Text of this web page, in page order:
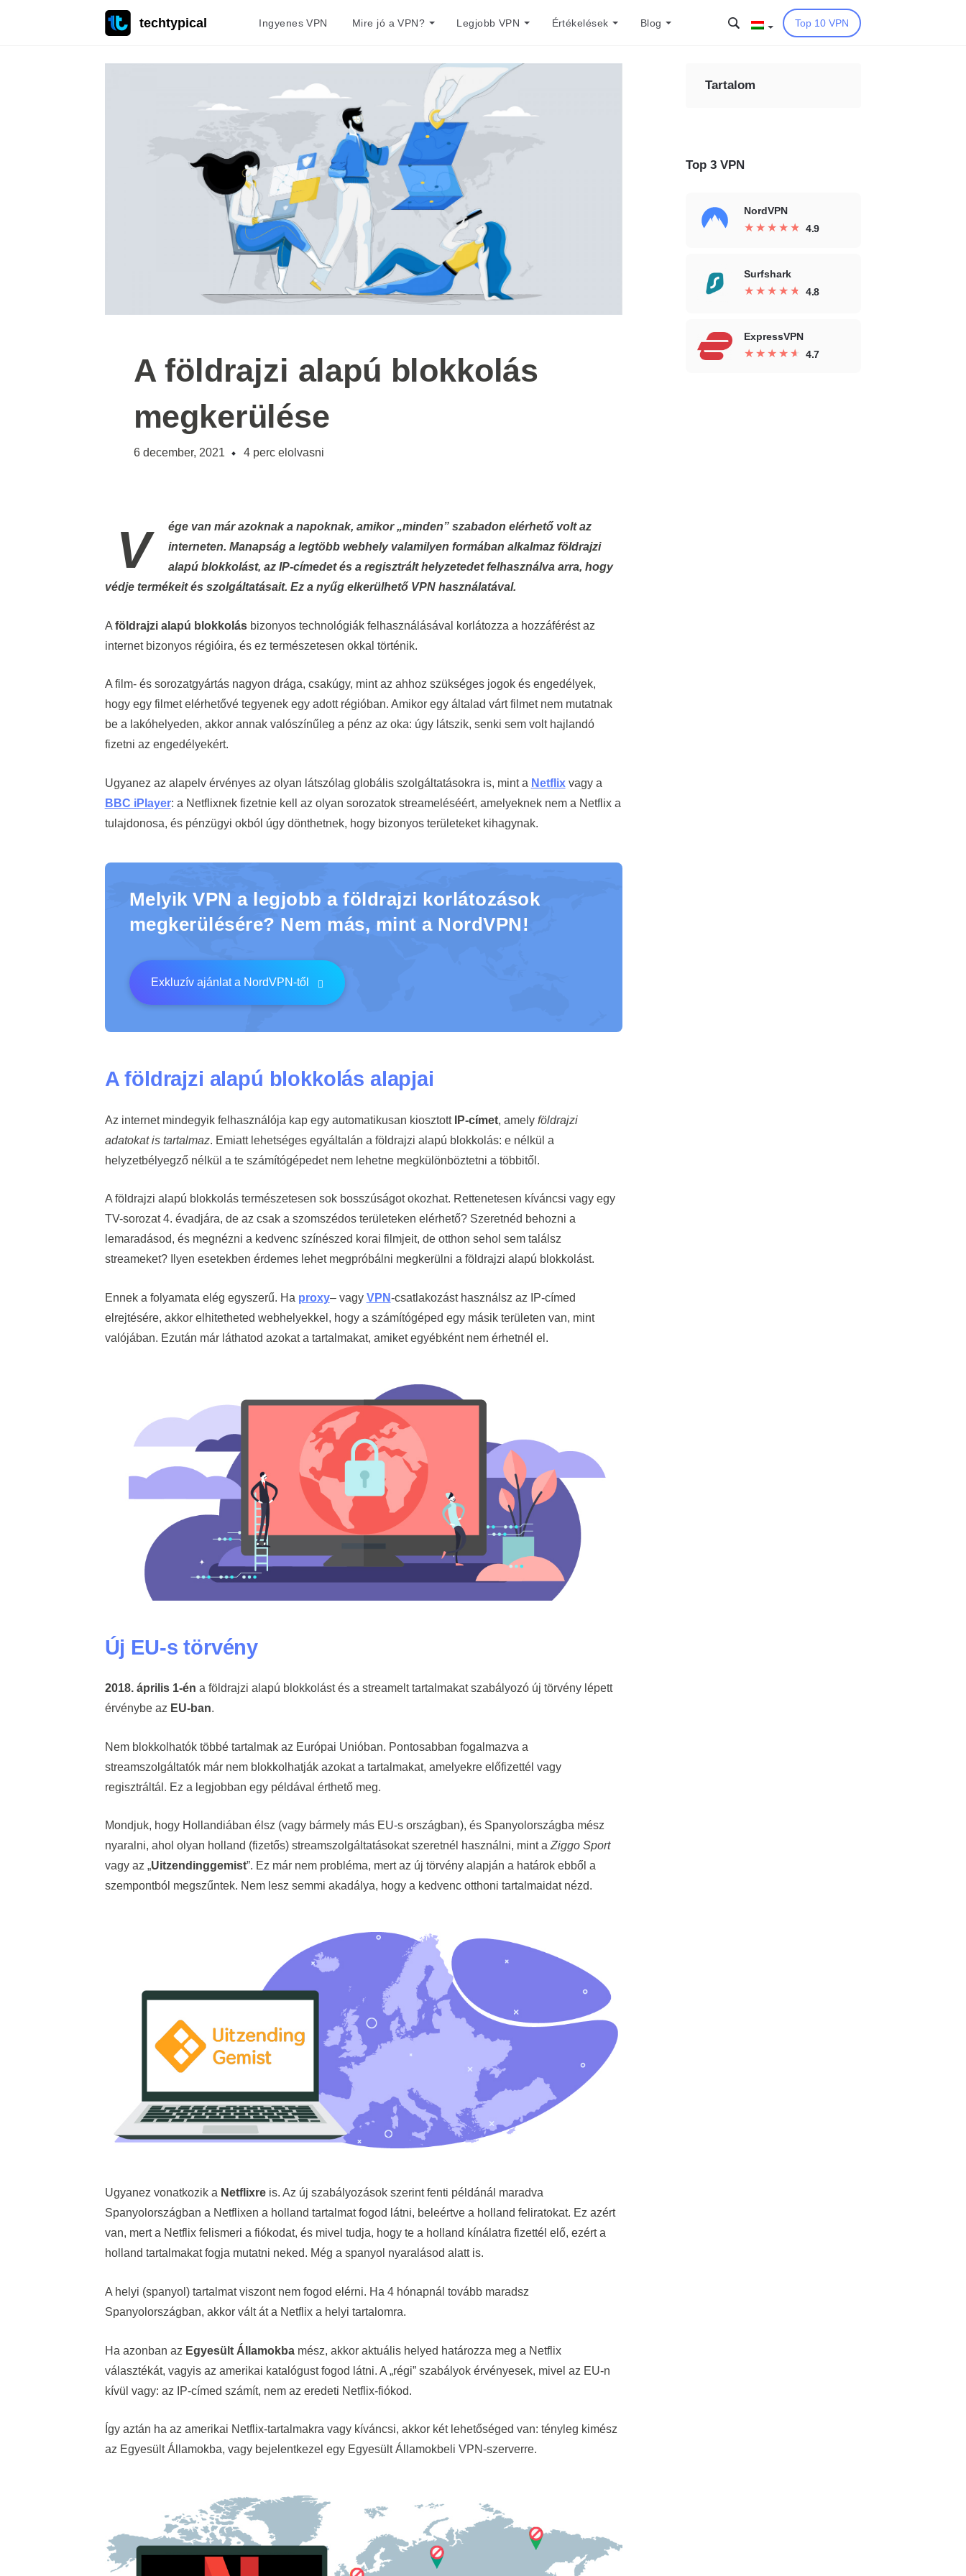
techtypical Ingyenes VPN Mire jó a VPN? Legjobb VPN Értékelések Blog Top 10 VPN
A földrajzi alapú blokkolás
megkerülése
6 december, 2021 4 perc elolvasni
Vége van már azoknak a napoknak, amikor „minden” szabadon elérhető volt az
interneten. Manapság a legtöbb webhely valamilyen formában alkalmaz földrajzi
alapú blokkolást, az IP-címedet és a regisztrált helyzetedet felhasználva arra, hogy
védje termékeit és szolgáltatásait. Ez a nyűg elkerülhető VPN használatával.
A földrajzi alapú blokkolásbizonyos technológiák felhasználásával korlátozza a hozzáférést az
internet bizonyos régióira, és ez természetesen okkal történik.
A film- és sorozatgyártás nagyon drága, csakúgy, mint az ahhoz szükséges jogok és engedélyek,
hogy egy filmet elérhetővé tegyenek egy adott régióban. Amikor egy általad várt filmet nem mutatnak
be a lakóhelyeden, akkor annak valószínűleg a pénz az oka: úgy látszik, senki sem volt hajlandó
fizetni az engedélyekért.
Ugyanez az alapelv érvényes az olyan látszólag globális szolgáltatásokra is, mint a Netflixvagy a
BBC iPlayer: a Netflixnek fizetnie kell az olyan sorozatok streameléséért, amelyeknek nem a Netflix a
tulajdonosa, és pénzügyi okból úgy dönthetnek, hogy bizonyos területeket kihagynak.
Melyik VPN a legjobb a földrajzi korlátozások
megkerülésére? Nem más, mint a NordVPN!
Exkluzív ajánlat a NordVPN-től
A földrajzi alapú blokkolás alapjai
Az internet mindegyik felhasználója kap egy automatikusan kiosztott IP-címet, amely földrajzi
adatokat is tartalmaz. Emiatt lehetséges egyáltalán a földrajzi alapú blokkolás: e nélkül a
helyzetbélyegző nélkül a te számítógépedet nem lehetne megkülönböztetni a többitől.
A földrajzi alapú blokkolás természetesen sok bosszúságot okozhat. Rettenetesen kíváncsi vagy egy
TV-sorozat 4. évadjára, de az csak a szomszédos területeken elérhető? Szeretnéd behozni a
lemaradásod, és megnézni a kedvenc színészed korai filmjeit, de otthon sehol sem találsz
streameket? Ilyen esetekben érdemes lehet megpróbálni megkerülni a földrajzi alapú blokkolást.
Ennek a folyamata elég egyszerű. Ha proxy– vagy VPN-csatlakozást használsz az IP-címed
elrejtésére, akkor elhitetheted webhelyekkel, hogy a számítógéped egy másik területen van, mint
valójában. Ezután már láthatod azokat a tartalmakat, amiket egyébként nem érhetnél el.
Új EU-s törvény
2018. április 1-én a földrajzi alapú blokkolást és a streamelt tartalmakat szabályozó új törvény lépett
érvénybe az EU-ban.
Nem blokkolhatók többé tartalmak az Európai Unióban. Pontosabban fogalmazva a
streamszolgáltatók már nem blokkolhatják azokat a tartalmakat, amelyekre előfizettél vagy
regisztráltál. Ez a legjobban egy példával érthető meg.
Mondjuk, hogy Hollandiában élsz (vagy bármely más EU-s országban), és Spanyolországba mész
nyaralni, ahol olyan holland (fizetős) streamszolgáltatásokat szeretnél használni, mint aZiggo Sport
vagy az „Uitzendinggemist”. Ez már nem probléma, mert az új törvény alapján a határok ebből a
szempontból megszűntek. Nem lesz semmi akadálya, hogy a kedvenc otthoni tartalmaidat nézd.
Ugyanez vonatkozik a Netflixreis. Az új szabályozások szerint fenti példánál maradva
Spanyolországban a Netflixen a holland tartalmat fogod látni, beleértve a holland feliratokat. Ez azért
van, mert a Netflix felismeri a fiókodat, és mivel tudja, hogy te a holland kínálatra fizettél elő, ezért a
holland tartalmakat fogja mutatni neked. Még a spanyol nyaralásod alatt is.
A helyi (spanyol) tartalmat viszont nem fogod elérni. Ha 4 hónapnál tovább maradsz
Spanyolországban, akkor vált át a Netflix a helyi tartalomra.
Ha azonban az Egyesült Államokbamész, akkor aktuális helyed határozza meg a Netflix
választékát, vagyis az amerikai katalógust fogod látni. A „régi” szabályok érvényesek, mivel az EU-n
kívül vagy: az IP-címed számít, nem az eredeti Netflix-fiókod.
Így aztán ha az amerikai Netflix-tartalmakra vagy kíváncsi, akkor két lehetőséged van: tényleg kimész
az Egyesült Államokba, vagy bejelentkezel egy Egyesült Államokbeli VPN-szerverre.
Tartalom
Top 3 VPN
NordVPN
★ ★ ★ ★ ★
★ ★ ★ ★ ★ 4.9
Surfshark
★ ★ ★ ★ ★
★ ★ ★ ★ ★ 4.8
ExpressVPN
★ ★ ★ ★ ★
★ ★ ★ ★ ★ 4.7